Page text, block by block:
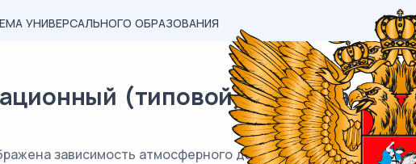
УНИВЕРСАЛЬНОГО ОБРАЗОВАНИЯ
(типовой) материал
зависимость атмосферного давления от высоты над